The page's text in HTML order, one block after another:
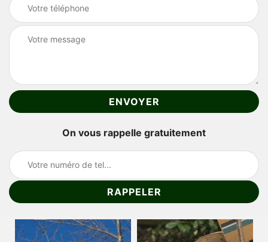
On vous rappelle gratuitement